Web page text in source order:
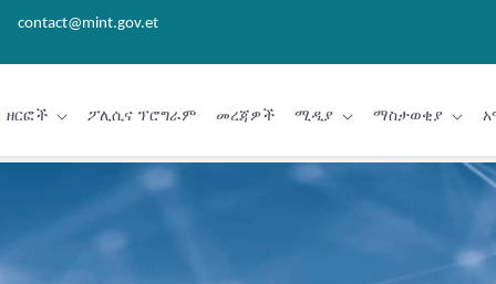
contact@mint.gov.et
ዘርፎች ፖሊሲና ፕሮግራም መረጃዎች ሚዲያ ማስታወቂያ